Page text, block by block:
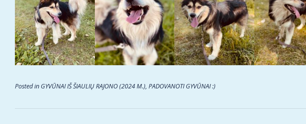
Posted in GYVŪNAI IŠ ŠIAULIŲ RAJONO (2024 M.), PADOVANOTI GYVŪNAI :)